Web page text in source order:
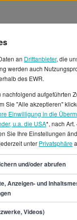
in in
Monat.*
Beruf
du
an Drittanbieter, die
werden auch
des EWR.
aufgeführten
Sie "Alle akzeptieren"
Einwilligung in die
u.a. die USA*, nach Art.
Sie Ihre Einstellungen
unter Privatsphäre
und/oder abrufen
Anzeigen- und
Videos)